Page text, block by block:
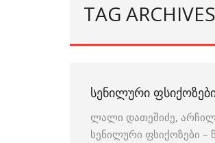
TAG
ᲡᲔᲜᲘᲚᲣᲠᲘ
ლალი დათეშიძე, არჩილ
სენილური ფსიქოზები –